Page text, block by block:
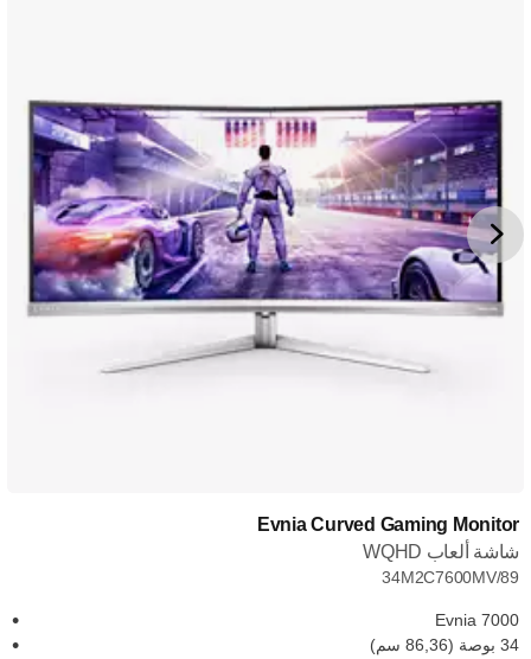
Evnia Curved Gaming Monitor
شاشة ألعاب WQHD
34M2C7600MV/89
Evnia 7000
34 بوصة (86,36 سم)